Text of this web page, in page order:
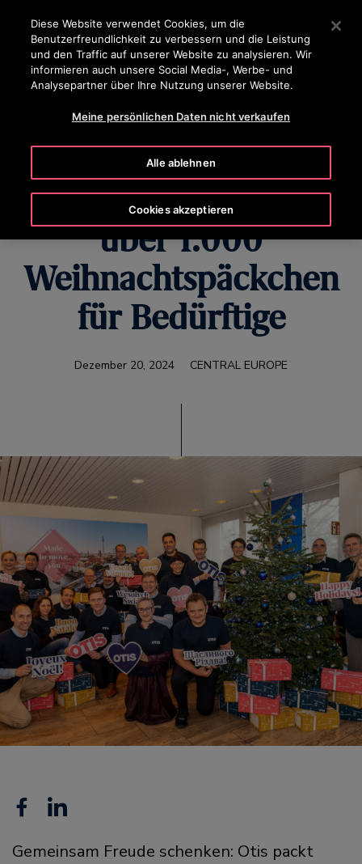
Drücken Sie die Eingabetaste, um zum Hauptinhalt zu
SUCHEN
Gemeinsam Freude
schenken: Otis packt
über 1.000
Weihnachtspäckchen
für Bedürftige
Dezember 20, 2024 CENTRAL EUROPE
Facebook
Linkedin
Gemeinsam Freude schenken: Otis packt
Diese Website verwendet Cookies, um die
Benutzerfreundlichkeit zu verbessern und die Leistung
und den Traffic auf unserer Website zu analysieren. Wir
informieren auch unsere Social Media-, Werbe- und
Analysepartner über Ihre Nutzung unserer Website.
Meine persönlichen Daten nicht verkaufen
Alle ablehnen
Cookies akzeptieren